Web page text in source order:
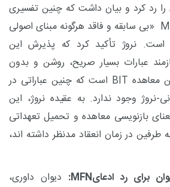
رد کرد و بیان داشت که چنین تفسیری
«بی سابقه و فاقد هرگونه مبنای اصولی
نروژ تأکید کرد که پذیرش این
عبارات بسیار صریح، روشن و بدون
معاهده BIT است که چنین عباراتی در
نروژ وجود ندارد. به عقیده نروژ، این
بازنویسی معاهده و تحمیل تعهداتی
طرفین در زمان انعقاد مدنظر داشته اند،
برای رد ادعایMFN
: دیوان داوری،